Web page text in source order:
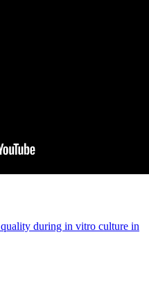
during in vitro culture in